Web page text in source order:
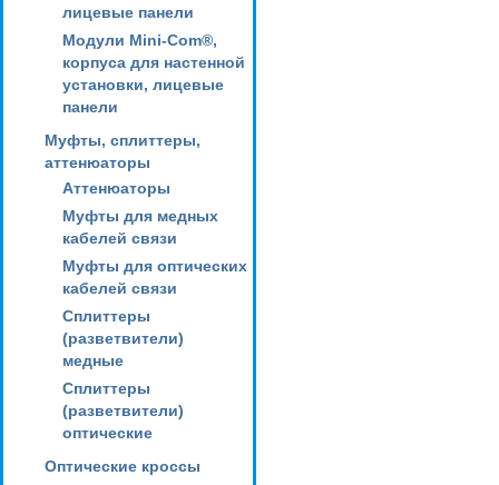
лицевые панели
Модули Mini-Com®,
корпуса для настенной
установки, лицевые
панели
Муфты, сплиттеры,
аттенюаторы
Аттенюаторы
Муфты для медных
кабелей связи
Муфты для оптических
кабелей связи
Сплиттеры
(разветвители)
медные
Сплиттеры
(разветвители)
оптические
Оптические кроссы